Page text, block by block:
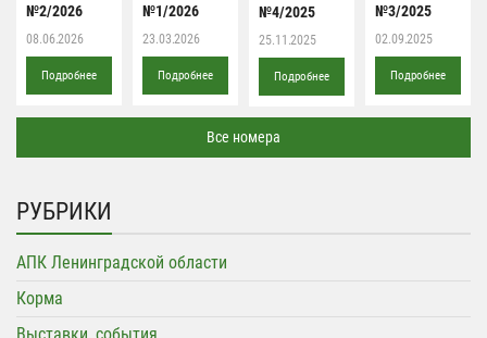
№2/2026
08.06.2026
Подробнее
№1/2026
23.03.2026
Подробнее
№4/2025
25.11.2025
Подробнее
№3/2025
02.09.2025
Подробнее
Все номера
РУБРИКИ
АПК Ленинградской области
Корма